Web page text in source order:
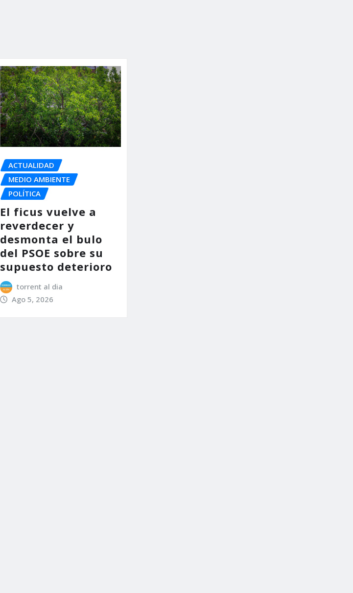
ACTUALIDAD
MEDIO AMBIENTE
POLÍTICA
El ficus vuelve a
reverdecer y
desmonta el bulo
del PSOE sobre su
supuesto deterioro
torrent al dia
Ago 5, 2026